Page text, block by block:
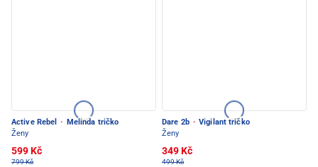
Active Rebel ·
Melinda tričko
Ženy
599 Kč
799 Kč
Dare 2b · Vigilant tričko
Ženy
349 Kč
499 Kč